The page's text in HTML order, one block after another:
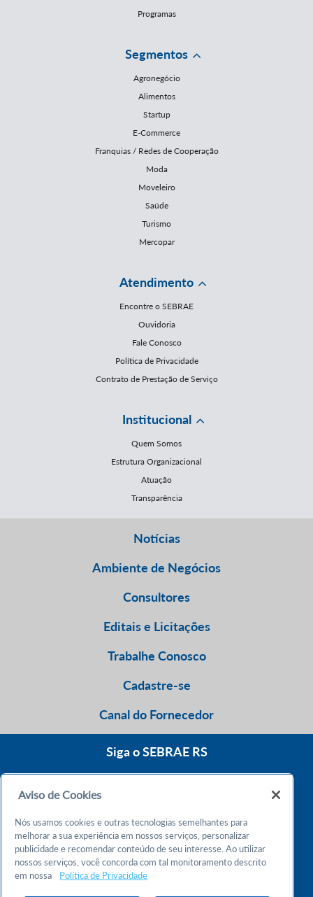
Programas
Segmentos
Agronegócio
Alimentos
Startup
E-Commerce
Franquias / Redes de Cooperação
Moda
Moveleiro
Saúde
Turismo
Mercopar
Atendimento
Encontre o SEBRAE
Ouvidoria
Fale Conosco
Política de Privacidade
Contrato de Prestação de Serviço
Institucional
Quem Somos
Estrutura Organizacional
Atuação
Transparência
Notícias
Ambiente de Negócios
Consultores
Editais e Licitações
Trabalhe Conosco
Cadastre-se
Canal do Fornecedor
Siga o SEBRAE RS
Atendimento 24h
Chame no WhatsApp
Aviso de Cookies
Nós usamos cookies e outras tecnologias semelhantes para
melhorar a sua experiência em nossos serviços, personalizar
publicidade e recomendar conteúdo de seu interesse. Ao utilizar
nossos serviços, você concorda com tal monitoramento descrito
em nossa
Política de Privacidade